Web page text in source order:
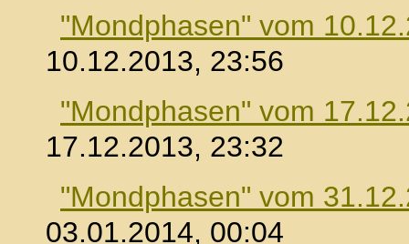
"Mondphasen" vom
10.12.2013, 23:56
"Mondphasen" vom
17.12.2013, 23:32
"Mondphasen" vom
03.01.2014, 00:04